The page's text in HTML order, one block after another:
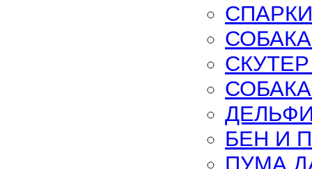
БЕН И
ПУМА